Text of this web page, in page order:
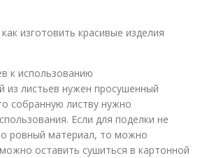
изготовить красивые изделия
к использованию
из листьев нужен просушенный
собранную листву нужно
Если для поделки не
ровный материал, то можно
оставить сушиться в картонной